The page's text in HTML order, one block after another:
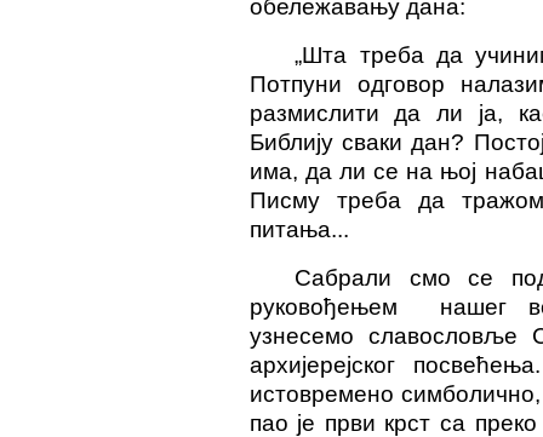
обележавању дана:
„Шта треба да
Потпуни одговор
размислити да ли ја,
Библију сваки дан?
има, да ли се на њој
Писму треба да
питања...
Сабрали смо се
руковођењем нашег
узнесемо славословље
архијерејског
истовремено
пао је први крст са